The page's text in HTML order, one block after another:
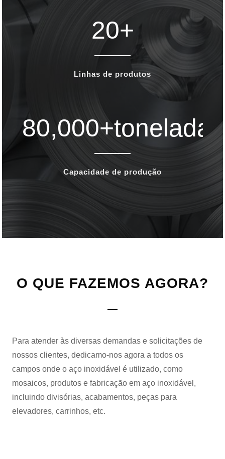
20+
Linhas de produtos
80,000+toneladas
Capacidade de produção
O QUE FAZEMOS AGORA?
Para atender às diversas demandas e solicitações de
nossos clientes, dedicamo-nos agora a todos os
campos onde o aço inoxidável é utilizado, como
mosaicos, produtos e fabricação em aço inoxidável,
incluindo divisórias, acabamentos, peças para
elevadores, carrinhos, etc.